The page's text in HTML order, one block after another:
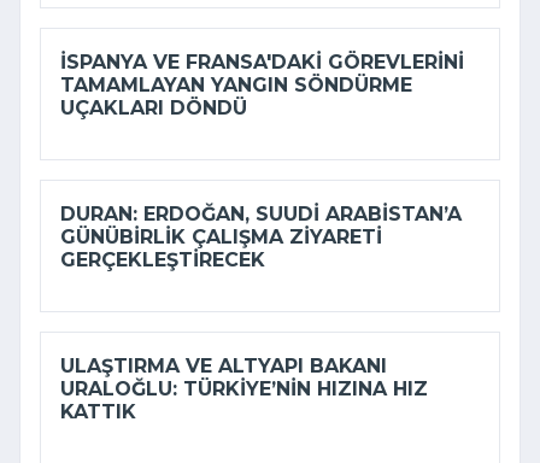
İSPANYA VE FRANSA'DAKI GÖREVLERINI
TAMAMLAYAN YANGIN SÖNDÜRME
UÇAKLARI DÖNDÜ
DURAN: ERDOĞAN, SUUDI ARABISTAN’A
GÜNÜBIRLIK ÇALIŞMA ZIYARETI
GERÇEKLEŞTIRECEK
ULAŞTIRMA VE ALTYAPI BAKANI
URALOĞLU: TÜRKIYE’NIN HIZINA HIZ
KATTIK